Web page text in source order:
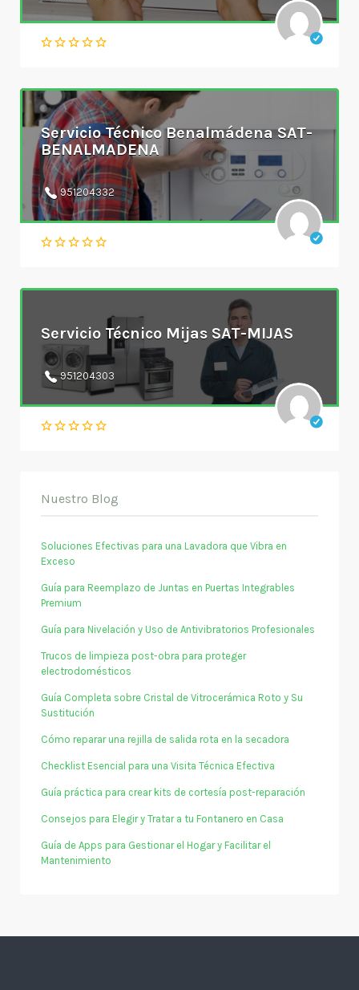
Servicio Técnico Benalmádena SAT-
BENALMADENA
951204332
Servicio Técnico Mijas SAT-MIJAS
951204303
Nuestro Blog
Soluciones Efectivas para una Lavadora que Vibra en
Exceso
Guía para Reemplazo de Juntas en Puertas Integrables
Premium
Guía para Nivelación y Uso de Antivibratorios Profesionales
Trucos de limpieza post-obra para proteger
electrodomésticos
Guía Completa sobre Cristal de Vitrocerámica Roto y Su
Sustitución
Cómo reparar una rejilla de salida rota en la secadora
Checklist Esencial para una Visita Técnica Efectiva
Guía práctica para crear kits de cortesía post-reparación
Consejos para Elegir y Tratar a tu Fontanero en Casa
Guía de Apps para Gestionar el Hogar y Facilitar el
Mantenimiento